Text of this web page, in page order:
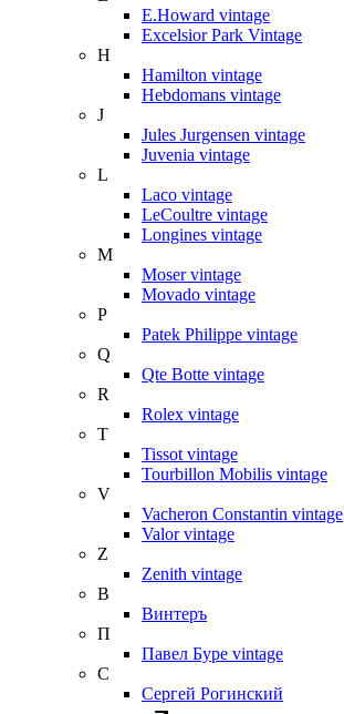
E.Howard vintage
Excelsior Park Vintage
H
Hamilton vintage
Hebdomans vintage
J
Jules Jurgensen vintage
Juvenia vintage
L
Laco vintage
LeCoultre vintage
Longines vintage
M
Moser vintage
Movado vintage
P
Patek Philippe vintage
Q
Qte Botte vintage
R
Rolex vintage
T
Tissot vintage
Tourbillon Mobilis vintage
V
Vacheron Constantin vintage
Valor vintage
Z
Zenith vintage
В
Винтеръ
П
Павел Буре vintage
С
Сергей Рогинский